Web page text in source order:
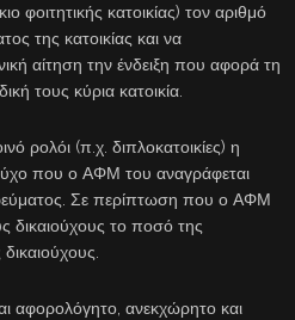
φοιτητικής κατοικίας) τον αριθμό
της κατοικίας και να
αίτηση την ένδειξη που αφορά τη
τους κύρια κατοικία.
ρολόι (π.χ. διπλοκατοικίες) η
που ο ΑΦΜ του αναγράφεται
Σε περίπτωση που ο ΑΦΜ
δικαιούχους το ποσό της
αφορολόγητο, ανεκχώρητο και